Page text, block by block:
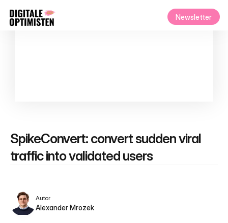
Newsletter
SpikeConvert: convert sudden viral
traffic into validated users
Autor
Alexander Mrozek